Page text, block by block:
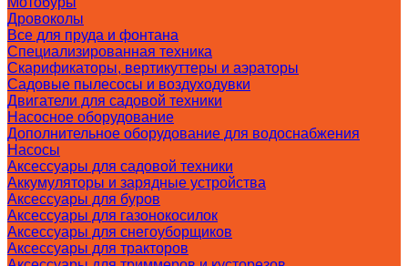
Дровоколы
Все для пруда и фонтана
Специализированная техника
Скарификаторы, вертикуттеры и аэраторы
Садовые пылесосы и воздуходувки
Двигатели для садовой техники
Насосное оборудование
Дополнительное оборудование для водоснабжения
Насосы
Аксессуары для садовой техники
Аккумуляторы и зарядные устройства
Аксессуары для буров
Аксессуары для газонокосилок
Аксессуары для снегоуборщиков
Аксессуары для тракторов